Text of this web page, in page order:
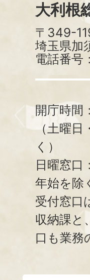
大利根
〒349-
埼玉県加
電話番号
開庁時間：
（土曜日
く）
日曜窓口：
年始を除
受付窓口
収納課と
口も業務